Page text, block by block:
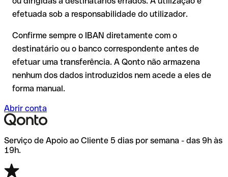
transferência com o nosso IBAN Checker gratuito e, em caso
de dúvida, confirme-o diretamente com o destinatário. Esta
precaução é especialmente importante com montantes
elevados ou em novas relações comerciais.
efetuada sob a responsabilidade do utilizador.
Confirme sempre o IBAN diretamente com o
destinatário ou o banco correspondente antes de
efetuar uma transferência. A Qonto não armazena
nenhum dos dados introduzidos nem acede a eles de
forma manual.
Abrir conta
Serviço de Apoio ao Cliente 5 dias por semana - das 9h às
19h.